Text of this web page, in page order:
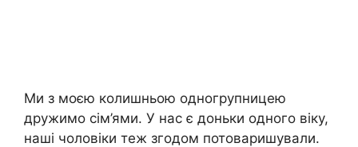
Ми з моєю колишньою одногрупницею
дружимо сім’ями. У нас є доньки одного віку,
наші чоловіки теж згодом потоваришували.